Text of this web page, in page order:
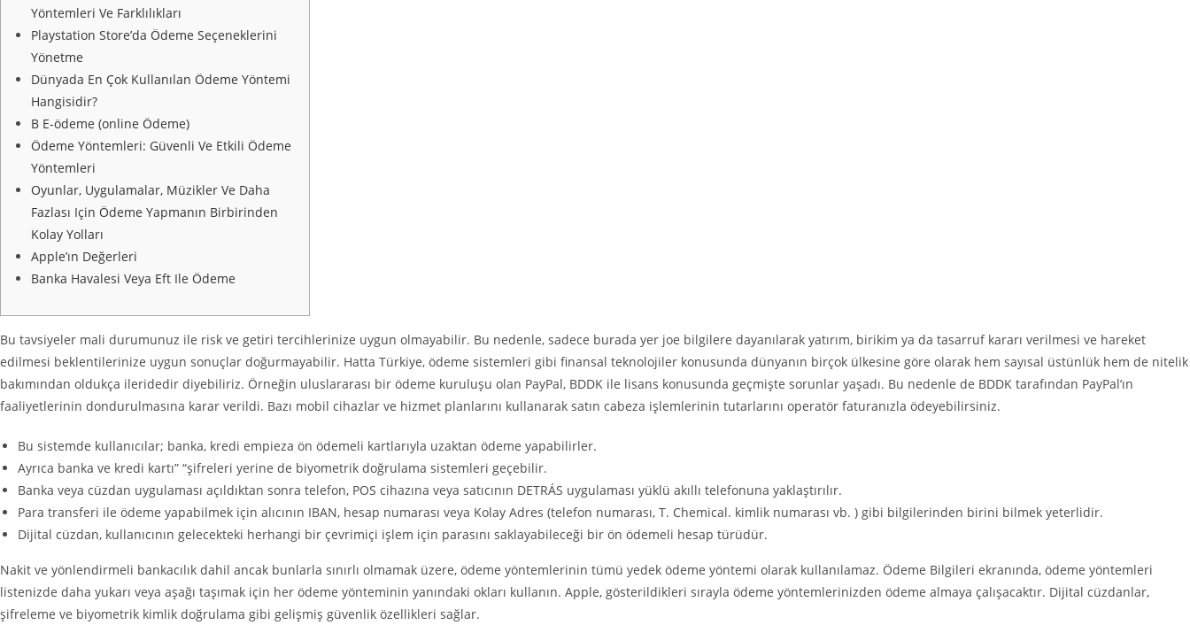
Yöntemleri Ve Farklılıkları
Playstation Store’da Ödeme Seçeneklerini
Yönetme
Dünyada En Çok Kullanılan Ödeme Yöntemi
Hangisidir?
B E-ödeme (online Ödeme)
Ödeme Yöntemleri: Güvenli Ve Etkili Ödeme
Yöntemleri
Oyunlar, Uygulamalar, Müzikler Ve Daha
Fazlası Için Ödeme Yapmanın Birbirinden
Kolay Yolları
Apple’ın Değerleri
Banka Havalesi Veya Eft Ile Ödeme
Bu tavsiyeler mali durumunuz ile risk ve getiri tercihlerinize uygun olmayabilir. Bu nedenle, sadece burada yer joe bilgilere dayanılarak yatırım, birikim ya da tasarruf kararı verilmesi ve hareket
edilmesi beklentilerinize uygun sonuçlar doğurmayabilir. Hatta Türkiye, ödeme sistemleri gibi finansal teknolojiler konusunda dünyanın birçok ülkesine göre olarak hem sayısal üstünlük hem de nitelik
bakımından oldukça ileridedir diyebiliriz. Örneğin uluslararası bir ödeme kuruluşu olan PayPal, BDDK ile lisans konusunda geçmişte sorunlar yaşadı. Bu nedenle de BDDK tarafından PayPal’ın
faaliyetlerinin dondurulmasına karar verildi. Bazı mobil cihazlar ve hizmet planlarını kullanarak satın cabeza işlemlerinin tutarlarını operatör faturanızla ödeyebilirsiniz.
Bu sistemde kullanıcılar; banka, kredi empieza ön ödemeli kartlarıyla uzaktan ödeme yapabilirler.
Ayrıca banka ve kredi kartı” “şifreleri yerine de biyometrik doğrulama sistemleri geçebilir.
Banka veya cüzdan uygulaması açıldıktan sonra telefon, POS cihazına veya satıcının DETRÁS uygulaması yüklü akıllı telefonuna yaklaştırılır.
Para transferi ile ödeme yapabilmek için alıcının IBAN, hesap numarası veya Kolay Adres (telefon numarası, T. Chemical. kimlik numarası vb. ) gibi bilgilerinden birini bilmek yeterlidir.
Dijital cüzdan, kullanıcının gelecekteki herhangi bir çevrimiçi işlem için parasını saklayabileceği bir ön ödemeli hesap türüdür.
Nakit ve yönlendirmeli bankacılık dahil ancak bunlarla sınırlı olmamak üzere, ödeme yöntemlerinin tümü yedek ödeme yöntemi olarak kullanılamaz. Ödeme Bilgileri ekranında, ödeme yöntemleri
listenizde daha yukarı veya aşağı taşımak için her ödeme yönteminin yanındaki okları kullanın. Apple, gösterildikleri sırayla ödeme yöntemlerinizden ödeme almaya çalışacaktır. Dijital cüzdanlar,
şifreleme ve biyometrik kimlik doğrulama gibi gelişmiş güvenlik özellikleri sağlar.